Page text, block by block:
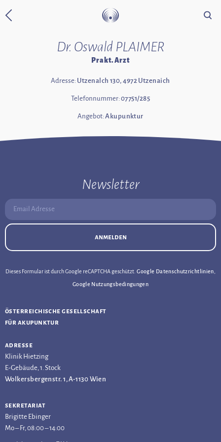
Zurück zur Startseite Suche
Dr. Oswald PLAIMER
Prakt. Arzt
Adresse: Utzenalch 130, 4972 Utzenaich
Telefonnummer:07751/285
Angebot:Akupunktur
Newsletter
Email Adresse:
anmelden
Dieses Formular ist durch Google reCAPTCHA geschützt.Google Datenschutzrichtlinien
Google Nutzungsbedingungen
österreichische gesellschaft
für akupunktur
adresse
Klinik Hietzing
E-Gebäude, 1. Stock
Wolkersbergenstr. 1, A-1130 Wien
sekretariat
Brigitte Ebinger
Mo – Fr, 08:00 – 14:00